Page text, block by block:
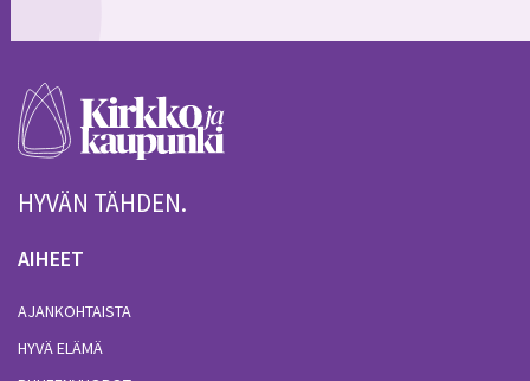
HYVÄN TÄHDEN.
AIHEET
AJANKOHTAISTA
HYVÄ ELÄMÄ